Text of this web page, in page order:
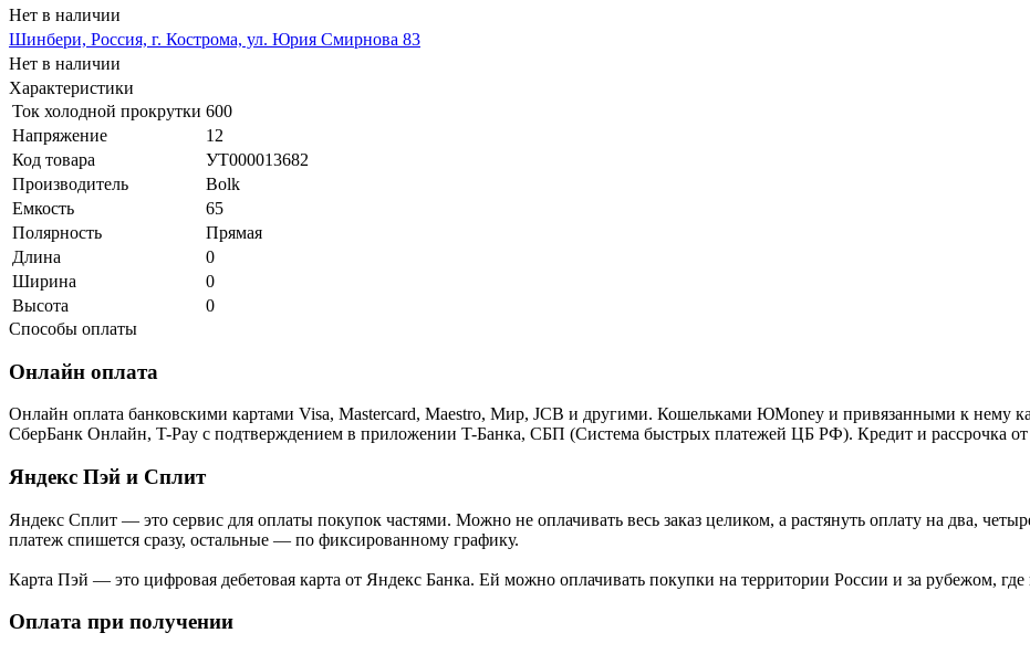
Нет в наличии
Шинбери, Россия, г. Кострома, ул. Юрия Смирнова 83
Нет в наличии
Характеристики
Ток холодной прокрутки 600
Напряжение
12
Код товара
УТ000013682
Производитель
Bolk
Емкость
65
Полярность
Прямая
Длина
0
Ширина
0
Высота
0
Способы оплаты
Онлайн оплата
Онлайн оплата банковскими картами Visa, Mastercard, Maestro, Мир, JCB и другими. Кошельками ЮMoney и привязанными к нему
СберБанк Онлайн, T-Pay с подтверждением в приложении T-Банка, СБП (Система быстрых платежей ЦБ РФ). Кредит и рассрочка от
Яндекс Пэй и Сплит
Яндекс Cплит — это сервис для оплаты покупок частями. Можно не оплачивать весь заказ целиком, а растянуть оплату на два,
платеж спишется сразу, остальные — по фиксированному графику.
Карта Пэй — это цифровая дебетовая карта от Яндекс Банка. Ей можно оплачивать покупки на территории России и за рубежом,
Оплата при получении